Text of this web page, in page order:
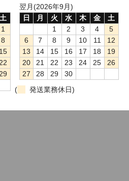
土
1
8
15
22
29
翌月(2026年9月)
日
月 火 水 木 金
土
1
2 3 4
5
6
7 8 9 10 11
12
13
14 15 16 17 18
19
20
21 22 23 24 25
26
27
28 29
30
(
発送業務休日)